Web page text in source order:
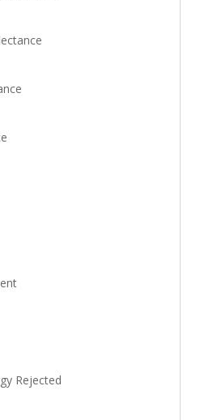
Reflectance
Coefficient
Energy Rejected